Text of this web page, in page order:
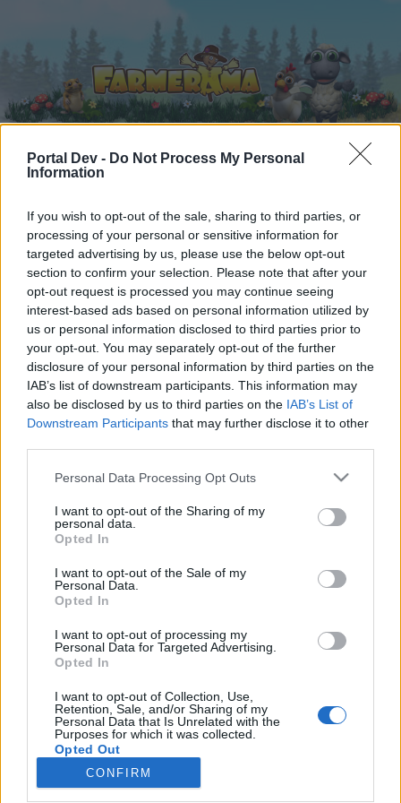
Portal Dev - Do Not Process My Personal
Information
If you wish to opt-out of the sale, sharing to third parties, or
processing of your personal or sensitive information for
targeted advertising by us, please use the below opt-out
section to confirm your selection. Please note that after your
opt-out request is processed you may continue seeing
interest-based ads based on personal information utilized by
us or personal information disclosed to third parties prior to
your opt-out. You may separately opt-out of the further
disclosure of your personal information by third parties on the
IAB’s list of downstream participants. This information may
also be disclosed by us to third parties on the IAB’s List of
Downstream Participants that may further disclose it to other
Personal Data Processing Opt Outs
I want to opt-out of the Sharing of my
personal data.
Opted In
I want to opt-out of the Sale of my
Personal Data.
Opted In
I want to opt-out of processing my
Personal Data for Targeted Advertising.
Opted In
I want to opt-out of Collection, Use,
Retention, Sale, and/or Sharing of my
Personal Data that Is Unrelated with the
Purposes for which it was collected.
Opted Out
CONFIRM
Foren Archiv Rest Gebrauchsgegenstände des täglichen
Mitglieder, denen der Beitrag #1498
gefällt
Liebe(r) Forum-Leser/in,
wenn Du in diesem Forum aktiv an den
Gesprächen teilnehmen oder eigene Themen
Spielaccount besitzt, bitte registriere Dich neu.
unserem Forum!„Zum Spiel“
Gebrauchsgegenstände des täglichen Lebens nach dem ABC X
14 Dezember 2025
Tammoo
Lebende Forenlegende
lissy_kind
Beiträge:
254.300 Zustimmungen: 665.587
6.000
*schokolade61*
Lebende Forenlegende
Beiträge:
150.661
Letzte Beiträge